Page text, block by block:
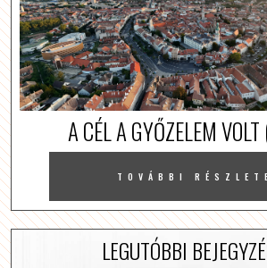
A CÉL A GYŐZELEM
TOVÁBBI
LEGUTÓBBI